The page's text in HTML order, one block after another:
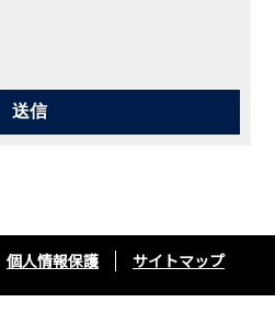
個人情報保護 サイトマップ